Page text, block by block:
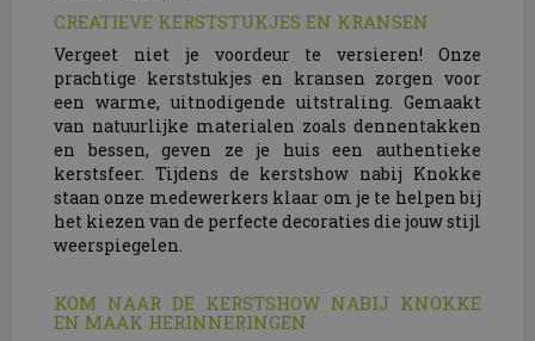
CREATIEVE KERSTSTUKJES EN KRANSEN
Vergeet niet je voordeur te versieren! Onze
prachtige kerststukjes en kransen zorgen voor
een warme, uitnodigende uitstraling. Gemaakt
van natuurlijke materialen zoals dennentakken
en bessen, geven ze je huis een authentieke
kerstsfeer. Tijdens de kerstshow nabij Knokke
staan onze medewerkers klaar om je te helpen bij
het kiezen van de perfecte decoraties die jouw stijl
weerspiegelen.
KOM NAAR DE KERSTSHOW NABIJ KNOKKE
EN MAAK HERINNERINGEN